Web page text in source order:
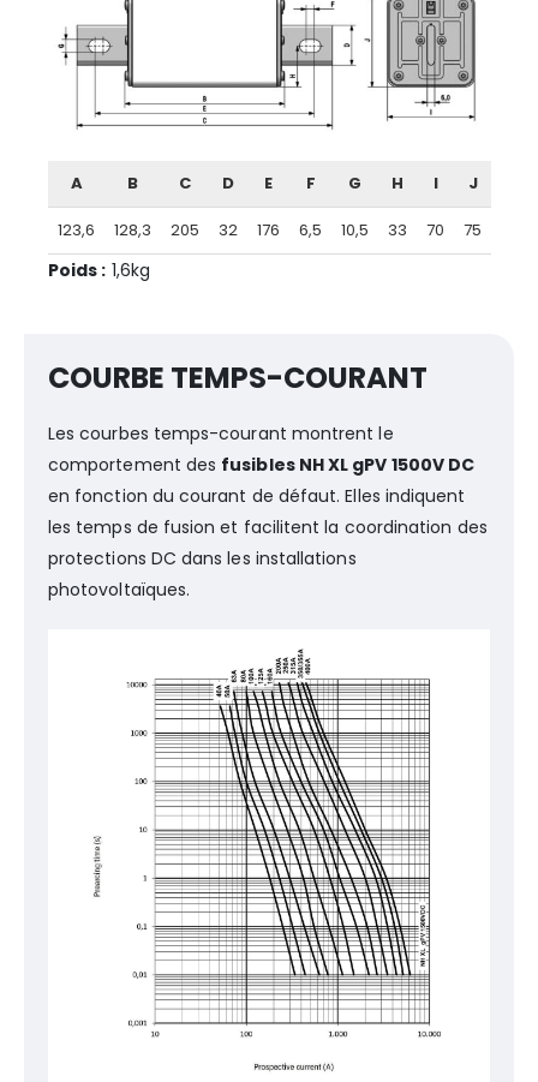
A B C D E F G H I J
123,6 128,3 205 32 176 6,5 10,5 33 70 75
Poids : 1,6kg
COURBE TEMPS-COURANT
Les courbes temps-courant montrent le
comportement des fusibles NH XL gPV 1500V DC
en fonction du courant de défaut. Elles indiquent
les temps de fusion et facilitent la coordination des
protections DC dans les installations
photovoltaïques.